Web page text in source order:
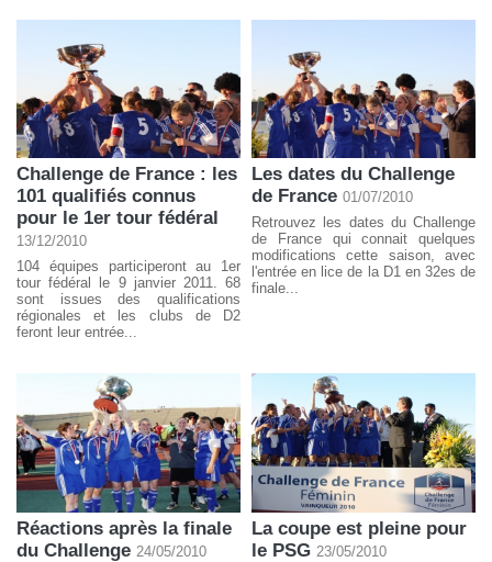
Challenge de France : les
101 qualifiés connus
pour le 1er tour fédéral
13/12/2010
104 équipes participeront au 1er
tour fédéral le 9 janvier 2011. 68
sont issues des qualifications
régionales et les clubs de D2
feront leur entrée...
Les dates du Challenge
de France 01/07/2010
Retrouvez les dates du Challenge
de France qui connait quelques
modifications cette saison, avec
l'entrée en lice de la D1 en 32es de
finale...
Réactions après la finale
du Challenge 24/05/2010
La coupe est pleine pour
le PSG 23/05/2010